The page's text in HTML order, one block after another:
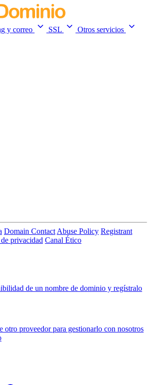
y correo SSL
Otros servicios
Domain Contact Abuse Policy Registrant
privacidad Canal Ético
de un nombre de dominio y regístralo
otro proveedor para gestionarlo con nosotros